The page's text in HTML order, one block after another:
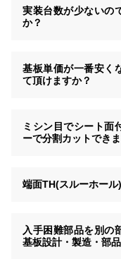
実装台数が少ないの
か？
基板単価が一番安く
て頂けますか？
ミシン目でシート面
ーで分割カットでき
端面TH(スルーホー
入手困難部品を別の
基板設計・製造・部